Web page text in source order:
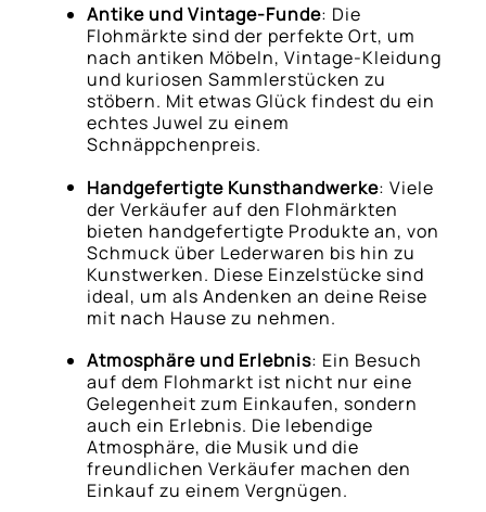
Antike und Vintage-Funde: Die
Flohmärkte sind der perfekte Ort, um
nach antiken Möbeln, Vintage-Kleidung
und kuriosen Sammlerstücken zu
stöbern. Mit etwas Glück findest du ein
echtes Juwel zu einem
Schnäppchenpreis.
Handgefertigte Kunsthandwerke: Viele
der Verkäufer auf den Flohmärkten
bieten handgefertigte Produkte an, von
Schmuck über Lederwaren bis hin zu
Kunstwerken. Diese Einzelstücke sind
ideal, um als Andenken an deine Reise
mit nach Hause zu nehmen.
Atmosphäre und Erlebnis: Ein Besuch
auf dem Flohmarkt ist nicht nur eine
Gelegenheit zum Einkaufen, sondern
auch ein Erlebnis. Die lebendige
Atmosphäre, die Musik und die
freundlichen Verkäufer machen den
Einkauf zu einem Vergnügen.